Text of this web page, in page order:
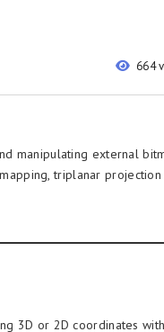
664
manipulating external
triplanar projection
3D or 2D coordinates